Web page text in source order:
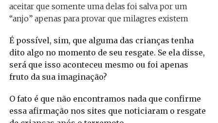
aceitar que somente uma delas foi salva por um
“anjo” apenas para provar que milagres existem
É possível, sim, que alguma das crianças tenha
dito algo no momento de seu resgate. Se ela disse,
será que isso aconteceu mesmo ou foi apenas
fruto da sua imaginação?
O fato é que não encontramos nada que confirme
essa afirmação nos sites que noticiaram o resgate